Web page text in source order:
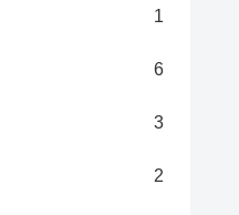
1
6
3
2